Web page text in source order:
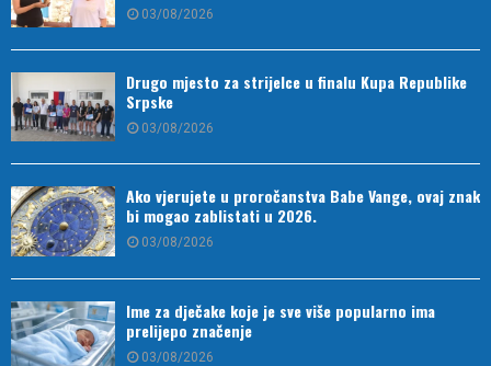
03/08/2026
Drugo mjesto za strijelce u finalu Kupa Republike
Srpske
03/08/2026
Ako vjerujete u proročanstva Babe Vange, ovaj znak
bi mogao zablistati u 2026.
03/08/2026
Ime za dječake koje je sve više popularno ima
prelijepo značenje
03/08/2026